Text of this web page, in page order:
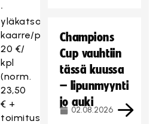
•
yläkatsomo
kaarre/pääty
20 €/
kpl
(norm.
23,50
€ +
toimitusmaksu)
Champions
Cup vauhtiin
tässä kuussa
– lipunmyynti
jo auki
02.08.2026